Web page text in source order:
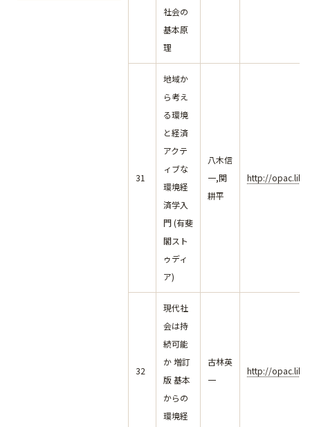
社会の
基本原
理
31
地域か
ら考え
る環境
と経済
アクテ
ィブな
環境経
済学入
門 (有斐
閣スト
ゥディ
ア)
八木信
一,関
耕平
http://
32
現代社
会は持
続可能
か 増訂
版 基本
からの
環境経
古林英
一
http://